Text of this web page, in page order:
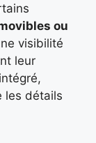
ou
visibilité
leur
les détails